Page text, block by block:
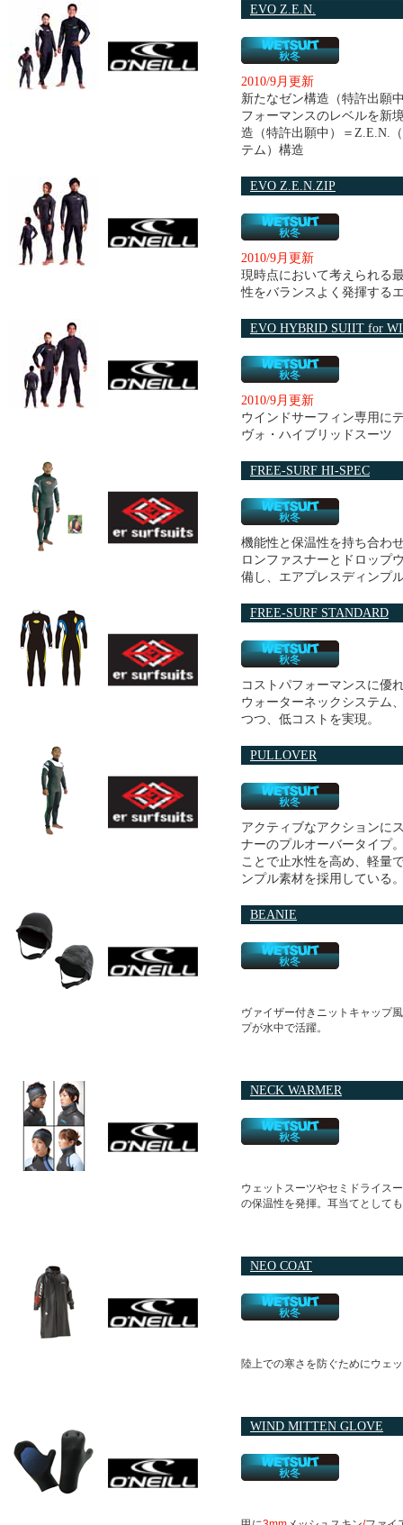
EVO Z.E.N.
2010/9月更新
新たなゼン構造（特許出願
フォーマンスのレベルを新
造（特許出願中）＝Z.E.N.
テム）構造
EVO Z.E.N.ZIP
2010/9月更新
現時点において考えられる
性をバランスよく発揮する
EVO HYBRID SUIIT for
2010/9月更新
ウインドサーフィン専用に
ヴォ・ハイブリッドスーツ
FREE-SURF HI-SPEC
機能性と保温性を持ち合わ
ロンファスナーとドロップ
備し、エアプレスディンプ
FREE-SURF STANDARD
コストパフォーマンスに優
ウォーターネックシステム
つつ、低コストを実現。
PULLOVER
アクティブなアクションに
ナーのプルオーバータイプ
ことで止水性を高め、軽量
ンプル素材を採用している
BEANIE
ヴァイザー付きニットキャップ
プが水中で活躍。
NECK WARMER
ウェットスーツやセミドライス
の保温性を発揮。耳当てとして
NEO COAT
陸上での寒さを防ぐためにウェ
WIND MITTEN GLOVE